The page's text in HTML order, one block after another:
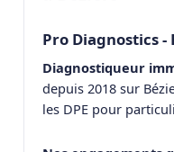
Pro Diagnostics -
Diagnostiqueur
depuis 2018 sur
les DPE pour